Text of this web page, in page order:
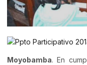
Moyobamba. En